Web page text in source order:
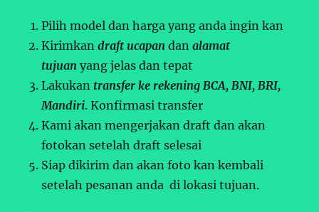
Pilih model dan harga yang anda ingin kan
Kirimkandraft ucapan danalamat
tujuan yang jelas dan tepat
Lakukan transfer ke rekening BCA, BNI, BRI,
Mandiri. Konfirmasi transfer
Kami akan mengerjakan draft dan akan
fotokan setelah draft selesai
Siap dikirim dan akan foto kan kembali
setelah pesanan anda di lokasi tujuan.